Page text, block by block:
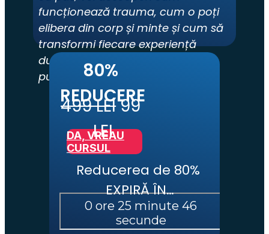
funcționează trauma, cum o poți
elibera din corp și minte și cum să
transformi fiecare experiență
dureroasă într-o resursă de
putere.
80%
REDUCERE
DA, VREAU
CURSUL
499 LEI 99
LEI
Reducerea de 80%
EXPIRĂ ÎN…